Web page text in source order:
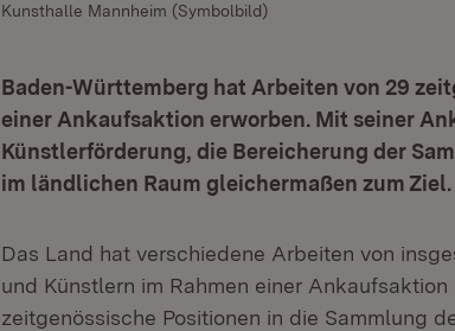
Kunsthalle Mannheim (Symbolbild)
Baden-Württemberg hat Arbeiten von 29
einer Ankaufsaktion erworben. Mit seiner
Künstlerförderung, die Bereicherung der
im ländlichen Raum gleichermaßen zum Ziel.
Das Land hat verschiedene Arbeiten von
und Künstlern im Rahmen einer Ankaufsaktion
zeitgenössische Positionen in die Sammlung